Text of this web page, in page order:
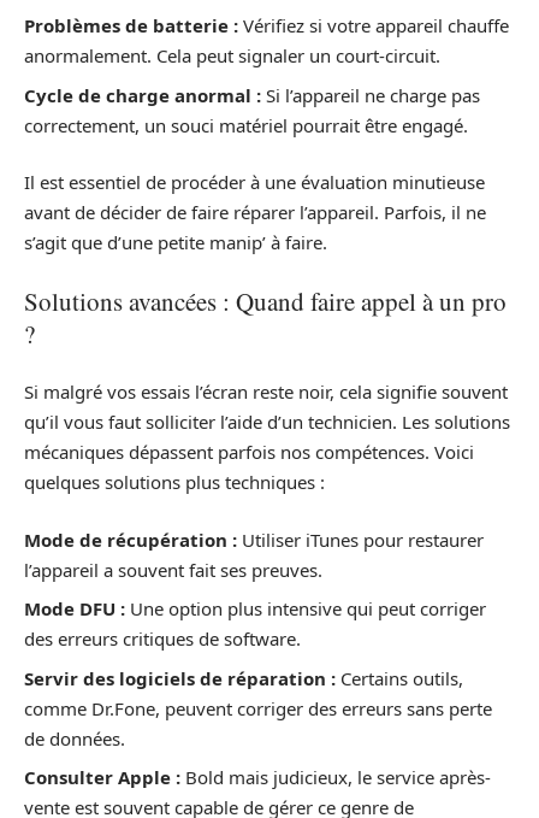
Problèmes de batterie : Vérifiez si votre appareil chauffe
anormalement. Cela peut signaler un court-circuit.
Cycle de charge anormal : Si l’appareil ne charge pas
correctement, un souci matériel pourrait être engagé.
Il est essentiel de procéder à une évaluation minutieuse
avant de décider de faire réparer l’appareil. Parfois, il ne
s’agit que d’une petite manip’ à faire.
Solutions avancées : Quand faire appel à un pro
?
Si malgré vos essais l’écran reste noir, cela signifie souvent
qu’il vous faut solliciter l’aide d’un technicien. Les solutions
mécaniques dépassent parfois nos compétences. Voici
quelques solutions plus techniques :
Mode de récupération : Utiliser iTunes pour restaurer
l’appareil a souvent fait ses preuves.
Mode DFU : Une option plus intensive qui peut corriger
des erreurs critiques de software.
Servir des logiciels de réparation : Certains outils,
comme Dr.Fone, peuvent corriger des erreurs sans perte
de données.
Consulter Apple : Bold mais judicieux, le service après-
vente est souvent capable de gérer ce genre de